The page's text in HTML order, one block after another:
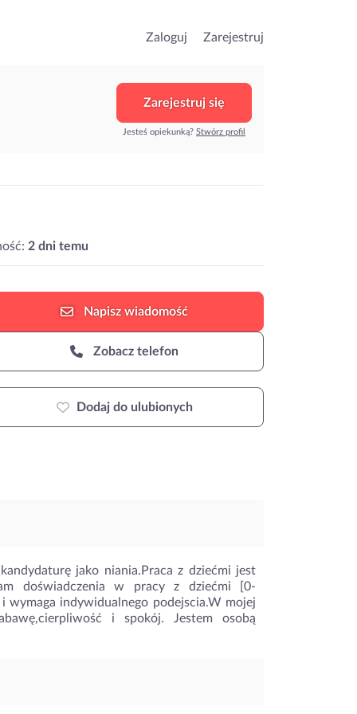
Zaloguj Zarejestruj
Zarejestruj się
Jesteś opiekunką? Stwórz profil
2 dni temu
Napisz wiadomość
Zobacz telefon
Dodaj do ulubionych
jako niania.Praca z dziećmi jest
doświadczenia w pracy z dziećmi [0-
wymaga indywidualnego podejscia.W mojej
i spokój. Jestem osobą